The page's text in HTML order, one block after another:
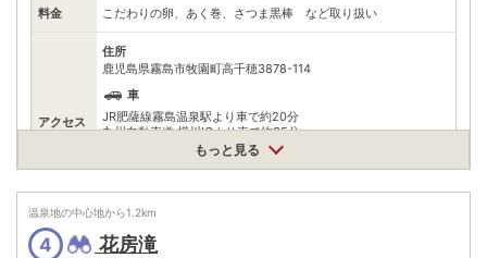
料金 こだわりの卵、あく巻、さつま黒棒 など取り扱い
アクセス
住所
鹿児島県霧島市牧園町高千穂3878-114
車
JR肥薩線霧島温泉駅より車で約20分
九州自動車道 横川ICより車で約35分
下車徒歩約1分
駐車場
※第2駐車場あり
もっと見る
温泉地の中心地から1.2km
4 花房滝